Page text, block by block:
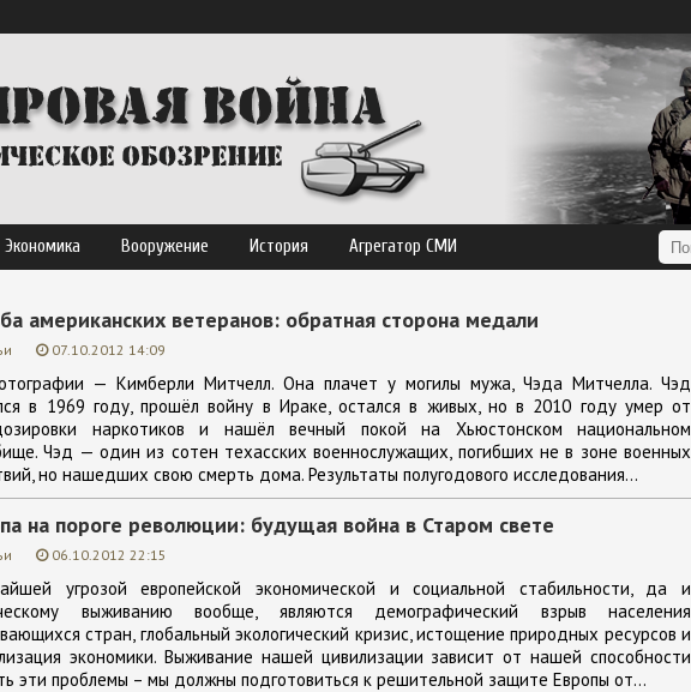
Экономика Вооружение История Агрегатор СМИ
американских ветеранов: обратная сторона медали
07.10.2012 14:09
— Кимберли Митчелл. Она плачет у могилы мужа, Чэда Митчелла. Чэд
в 1969 году, прошёл войну в Ираке, остался в живых, но в 2010 году умер от
наркотиков и нашёл вечный покой на Хьюстонском национальном
Чэд — один из сотен техасских военнослужащих, погибших не в зоне военных
но нашедших свою смерть дома. Результаты полугодового исследования...
на пороге революции: будущая война в Старом свете
06.10.2012 22:15
угрозой европейской экономической и социальной стабильности, да и
выживанию вообще, являются демографический взрыв населения
стран, глобальный экологический кризис, истощение природных ресурсов и
экономики. Выживание нашей цивилизации зависит от нашей способности
эти проблемы – мы должны подготовиться к решительной защите Европы от...